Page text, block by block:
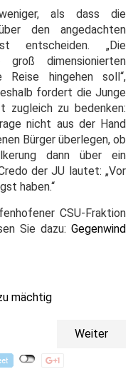
als dass die
den angedachten
entscheiden. „Die
dimensionierten
hingehen soll“,
fordert die Junge
zugleich zu bedenken:
nicht aus der Hand
Bürger überlegen, ob
dann über ein
der JU lautet: „Vor
haben.“
CSU-Fraktion
Sie dazu: Gegenwind
mächtig
Weiter